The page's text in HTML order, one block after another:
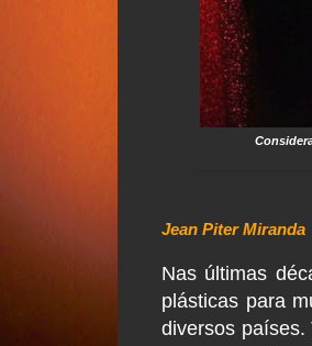
Jean Piter Miranda
Nas últimas
plásticas para
diversos